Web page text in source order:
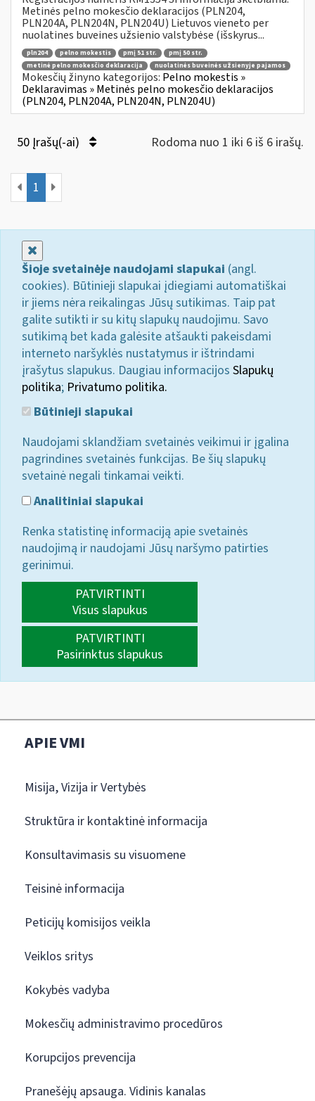
Metinės pelno mokesčio deklaracijos (PLN204,
PLN204A, PLN204N, PLN204U) Lietuvos vieneto per
nuolatines buveines užsienio valstybėse (išskyrus...
pln204 pelno mokestis pmį 51 str.
pmį 50 str.
metinė pelno mokesčio deklaracija
nuolatinės buveinės užsienyje pajamos
Mokesčių žinyno kategorijos: Pelno mokestis »
Deklaravimas » Metinės pelno mokesčio deklaracijos
(PLN204, PLN204A, PLN204N, PLN204U)
50 Įrašų(-ai) Rodoma nuo 1 iki 6 iš 6 irašų.
1
Šioje svetainėje naudojami slapukai (angl.
cookies). Būtinieji slapukai įdiegiami automatiškai
ir jiems nėra reikalingas Jūsų sutikimas. Taip pat
galite sutikti ir su kitų slapukų naudojimu. Savo
sutikimą bet kada galėsite atšaukti pakeisdami
interneto naršyklės nustatymus ir ištrindami
įrašytus slapukus. Daugiau informacijos Slapukų
politika; Privatumo politika.
Būtinieji slapukai
Naudojami sklandžiam svetainės veikimui ir įgalina
pagrindines svetainės funkcijas. Be šių slapukų
svetainė negali tinkamai veikti.
Analitiniai slapukai
Renka statistinę informaciją apie svetainės
naudojimą ir naudojami Jūsų naršymo patirties
gerinimui.
PATVIRTINTI
Visus slapukus
PATVIRTINTI
Pasirinktus slapukus
APIE VMI
Misija, Vizija ir Vertybės
Struktūra ir kontaktinė informacija
Konsultavimasis su visuomene
Teisinė informacija
Peticijų komisijos veikla
Veiklos sritys
Kokybės vadyba
Mokesčių administravimo procedūros
Korupcijos prevencija
Pranešėjų apsauga. Vidinis kanalas